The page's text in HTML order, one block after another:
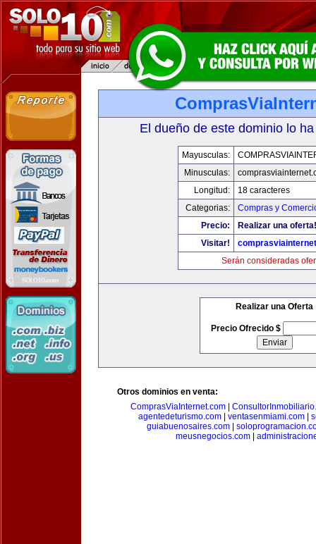
El dueño de este dominio lo
Mayusculas:
Minusculas:
Longitud:
18 caracteres
Categorias:
Compras y
Precio:
Realizar una oferta!
Visitar!
Serán consideradas
Realizar una Oferta
Precio Ofrecido $
Otros dominios en venta:
ComprasViaInternet.com
agentedeturismo.com| ventasenmiami.com|
guiabuenosaires.com|
meusnegocios.com|